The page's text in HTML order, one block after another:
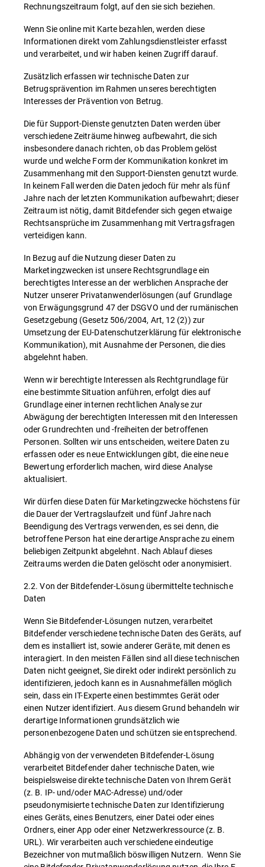
Rechnungszeitraum folgt, auf den sie sich beziehen.
Wenn Sie online mit Karte bezahlen, werden diese
Informationen direkt vom Zahlungsdienstleister erfasst
und verarbeitet, und wir haben keinen Zugriff darauf.
Zusätzlich erfassen wir technische Daten zur
Betrugsprävention im Rahmen unseres berechtigten
Interesses der Prävention von Betrug.
Die für Support-Dienste genutzten Daten werden über
verschiedene Zeiträume hinweg aufbewahrt, die sich
insbesondere danach richten, ob das Problem gelöst
wurde und welche Form der Kommunikation konkret im
Zusammenhang mit den Support-Diensten genutzt wurde.
In keinem Fall werden die Daten jedoch für mehr als fünf
Jahre nach der letzten Kommunikation aufbewahrt; dieser
Zeitraum ist nötig, damit Bitdefender sich gegen etwaige
Rechtsansprüche im Zusammenhang mit Vertragsfragen
verteidigen kann.
In Bezug auf die Nutzung dieser Daten zu
Marketingzwecken ist unsere Rechtsgrundlage ein
berechtigtes Interesse an der werblichen Ansprache der
Nutzer unserer Privatanwenderlösungen (auf Grundlage
von Erwägungsgrund 47 der DSGVO und der rumänischen
Gesetzgebung (Gesetz 506/2004, Art, 12 (2)) zur
Umsetzung der EU-Datenschutzerklärung für elektronische
Kommunikation), mit Ausnahme der Personen, die dies
abgelehnt haben.
Wenn wir berechtigte Interessen als Rechtgrundlage für
eine bestimmte Situation anführen, erfolgt dies auf
Grundlage einer internen rechtlichen Analyse zur
Abwägung der berechtigten Interessen mit den Interessen
oder Grundrechten und -freiheiten der betroffenen
Personen. Sollten wir uns entscheiden, weitere Daten zu
erfassen oder es neue Entwicklungen gibt, die eine neue
Bewertung erforderlich machen, wird diese Analyse
aktualisiert.
Wir dürfen diese Daten für Marketingzwecke höchstens für
die Dauer der Vertragslaufzeit und fünf Jahre nach
Beendigung des Vertrags verwenden, es sei denn, die
betroffene Person hat eine derartige Ansprache zu einem
beliebigen Zeitpunkt abgelehnt. Nach Ablauf dieses
Zeitraums werden die Daten gelöscht oder anonymisiert.
2.2. Von der Bitdefender-Lösung übermittelte technische
Daten
Wenn Sie Bitdefender-Lösungen nutzen, verarbeitet
Bitdefender verschiedene technische Daten des Geräts, auf
dem es installiert ist, sowie anderer Geräte, mit denen es
interagiert. In den meisten Fällen sind all diese technischen
Daten nicht geeignet, Sie direkt oder indirekt persönlich zu
identifizieren, jedoch kann es in Ausnahmefällen möglich
sein, dass ein IT-Experte einen bestimmtes Gerät oder
einen Nutzer identifiziert. Aus diesem Grund behandeln wir
derartige Informationen grundsätzlich wie
personenbezogene Daten und schützen sie entsprechend.
Abhängig von der verwendeten Bitdefender-Lösung
verarbeitet Bitdefender daher technische Daten, wie
beispielsweise direkte technische Daten von Ihrem Gerät
(z. B. IP- und/oder MAC-Adresse) und/oder
pseudonymisierte technische Daten zur Identifizierung
eines Geräts, eines Benutzers, einer Datei oder eines
Ordners, einer App oder einer Netzwerkressource (z. B.
URL). Wir verarbeiten auch verschiedene eindeutige
Bezeichner von mutmaßlich böswilligen Nutzern. Wenn Sie